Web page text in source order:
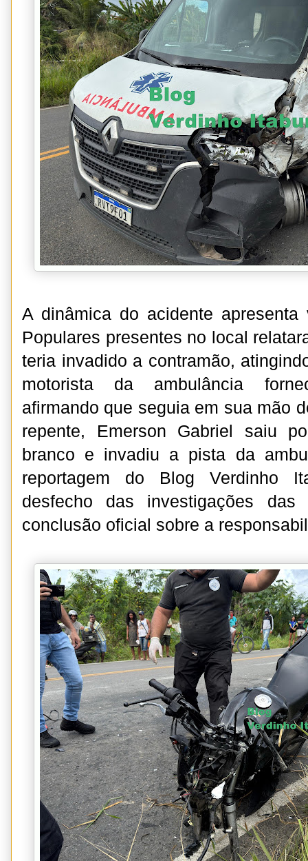
A dinâmica do acidente apresenta
Populares presentes no local
teria invadido a contramão,
motorista da ambulância
afirmando que seguia em sua mão
repente, Emerson Gabriel saiu
branco e invadiu a pista da
reportagem do Blog Verdinho
desfecho das investigações das
conclusão oficial sobre a